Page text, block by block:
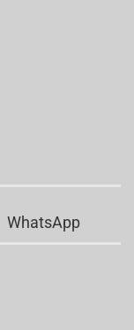
WhatsApp